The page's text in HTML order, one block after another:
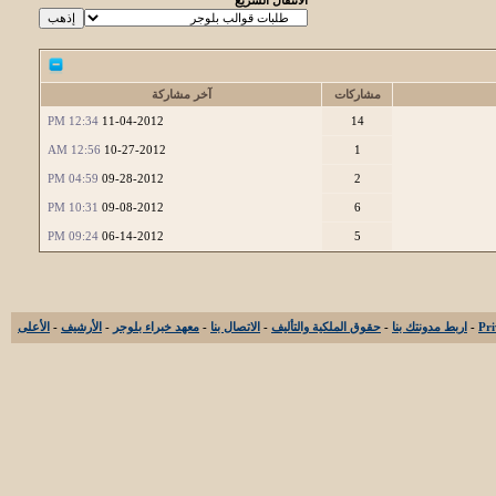
مشاركات
آخر مشاركة
14
11-04-2012
12:34 PM
1
10-27-2012
12:56 AM
2
09-28-2012
04:59 PM
6
09-08-2012
10:31 PM
5
06-14-2012
09:24 PM
- اربط مدونتك بنا - حقوق الملكية والتأليف - الاتصال بنا - معهد خبراء بلوجر - الأرشيف - الأعلى